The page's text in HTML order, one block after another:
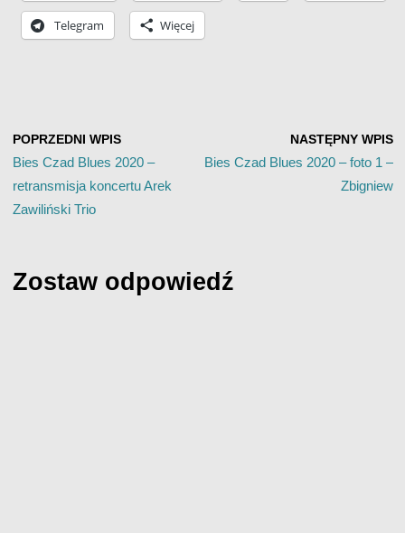
Telegram Więcej
POPRZEDNI WPIS
Bies Czad Blues 2020 –
retransmisja koncertu Arek
Zawiliński Trio
NASTĘPNY WPIS
Bies Czad Blues 2020 – foto 1 –
Zbigniew
Zostaw odpowiedź